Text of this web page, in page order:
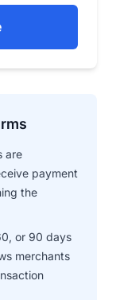
are
payment
the
or 90 days
merchants